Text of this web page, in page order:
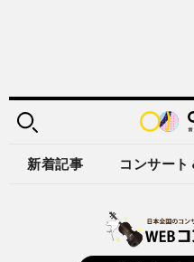
新着記事 コンサート